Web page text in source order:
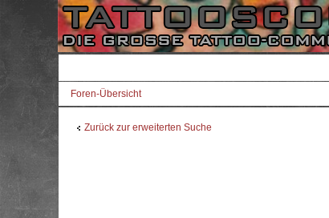
Foren-Übersicht
Zurück zur erweiterten Suche